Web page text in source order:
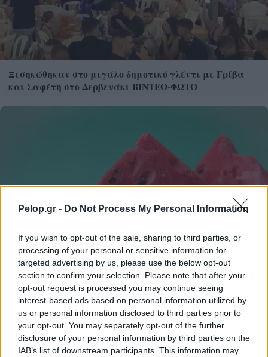
Pelop.gr - Do Not Process My Personal Information
If you wish to opt-out of the sale, sharing to third parties, or
processing of your personal or sensitive information for
targeted advertising by us, please use the below opt-out
section to confirm your selection. Please note that after your
opt-out request is processed you may continue seeing
interest-based ads based on personal information utilized by
us or personal information disclosed to third parties prior to
your opt-out. You may separately opt-out of the further
disclosure of your personal information by third parties on the
IAB’s list of downstream participants. This information may
Ξεσηκώθηκαν στο μεγάλο δημοτικό γλέντι με Γρίβα
και Σαφέτη στο Δερβενάκι ΒΙΝΤΕΟ-ΦΩΤΟ
Γιατί δεν πρέπει να βάζεις ΠΟΤΕ μαχαίρι σε
καρπούζι αν δεν κάνεις πρώτα αυτή την κίνηση